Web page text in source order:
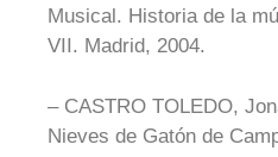
Musical. Historia de la
VII. Madrid, 2004.
– CASTRO TOLEDO,
Nieves de Gatón de